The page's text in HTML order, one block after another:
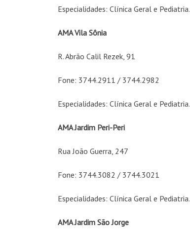
Especialidades: Clínica Geral e Pediatria.
AMA Vila Sônia
R. Abrão Calil Rezek, 91
Fone: 3744.2911 / 3744.2982
Especialidades: Clínica Geral e Pediatria.
AMA Jardim Peri-Peri
Rua João Guerra, 247
Fone: 3744.3082 / 3744.3021
Especialidades: Clínica Geral e Pediatria.
AMA Jardim São Jorge